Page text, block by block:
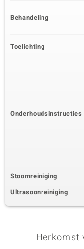
Behandeling
Toelichting
Onderhoudsinstructies
Stoomreiniging
Ultrasoonreiniging
Herkomst